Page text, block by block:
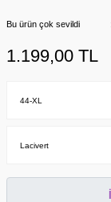
Bu ürün çok sevildi
1.199,00 TL